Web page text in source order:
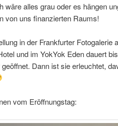
wäre alles grau oder es hängen
von uns finanzierten Raums!
in der Frankfurter
und im YokYok Eden dauert
Dann ist sie erleuchtet,
vom Eröffnungstag: